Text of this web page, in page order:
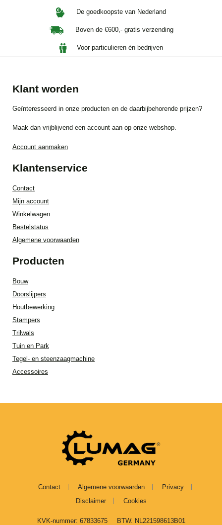
De goedkoopste van Nederland
Boven de €600,- gratis verzending
Voor particulieren én bedrijven
Klant worden
Geïnteresseerd in onze producten en de daarbijbehorende prijzen?
Maak dan vrijblijvend een account aan op onze webshop.
Account aanmaken
Klantenservice
Contact
Mijn account
Winkelwagen
Bestelstatus
Algemene voorwaarden
Producten
Bouw
Doorslijpers
Houtbewerking
Stampers
Trilwals
Tuin en Park
Tegel- en steenzaagmachine
Accessoires
Contact Algemene voorwaarden
Privacy
Disclaimer
Cookies
KVK-nummer: 67833675 BTW. NL221598613B01